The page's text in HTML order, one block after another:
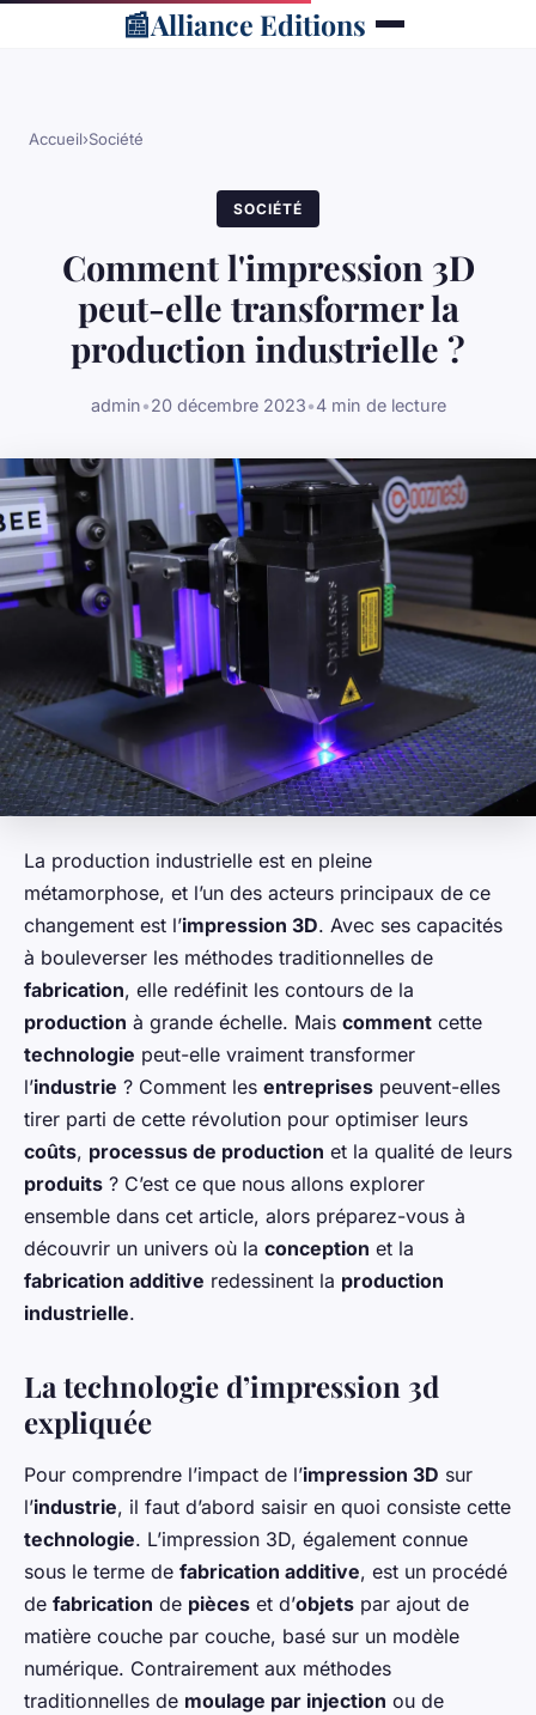
📰Alliance Editions
Accueil›Société
SOCIÉTÉ
Comment l'impression 3D
peut-elle transformer la
production industrielle ?
admin•20 décembre 2023•4 min de lecture
La production industrielle est en pleine
métamorphose, et l’un des acteurs principaux de ce
changement est l’impression 3D. Avec ses capacités
à bouleverser les méthodes traditionnelles de
fabrication, elle redéfinit les contours de la
production à grande échelle. Mais comment cette
technologie peut-elle vraiment transformer
l’industrie ? Comment les entreprises peuvent-elles
tirer parti de cette révolution pour optimiser leurs
coûts, processus de production et la qualité de leurs
produits ? C’est ce que nous allons explorer
ensemble dans cet article, alors préparez-vous à
découvrir un univers où la conception et la
fabrication additive redessinent la production
industrielle.
La technologie d’impression 3d
expliquée
Pour comprendre l’impact de l’impression 3D sur
l’industrie, il faut d’abord saisir en quoi consiste cette
technologie. L’impression 3D, également connue
sous le terme de fabrication additive, est un procédé
de fabrication de pièces et d’objets par ajout de
matière couche par couche, basé sur un modèle
numérique. Contrairement aux méthodes
traditionnelles de moulage par injection ou de